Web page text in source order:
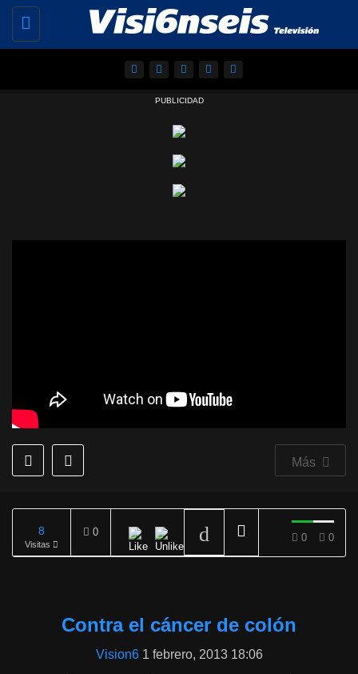
navigation
PUBLICIDAD
Más
8
Visitas
0 0 0
Contra el cáncer de colón
Vision6 1 febrero, 2013 18:06